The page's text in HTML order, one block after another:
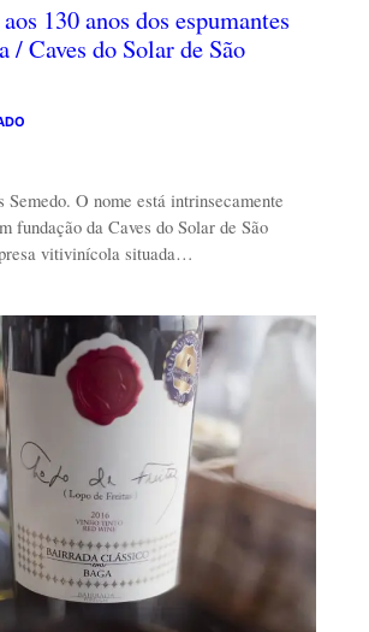
130 anos dos espumantes
/ Caves do Solar de São
O nome está intrinsecamente
fundação da Caves do Solar de São
vitivinícola situada…